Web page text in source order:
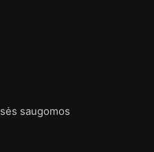
saugomos